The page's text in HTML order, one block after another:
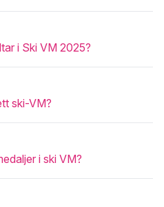
i Ski VM 2025?
ski-VM?
i ski VM?